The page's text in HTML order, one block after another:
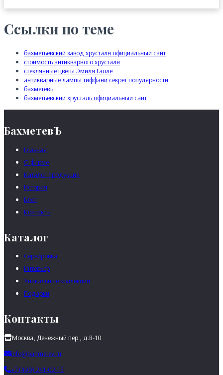
Ссылки по теме
бахметьевский завод хрусталя официальный сайт
стоимость антикварного хрусталя
стеклянные цветы Эмиля Галле
антикварные лампы тиффани секрет популярности
бахметевъ
бахметьевский хрусталь официальный сайт
БахметевЪ
Главная
О фирме
Каталог продукции
История
Блог
Контакты
Каталог
Сервировка
Интерьер
Уникальные коллекции
Подарки
Контакты
Москва, Денежный пер., д.8-10
info@bahmetev.ru
+7 (499) 241-02-15